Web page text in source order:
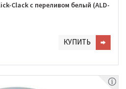
Clack с переливом белый (ALD-
КУПИТЬ